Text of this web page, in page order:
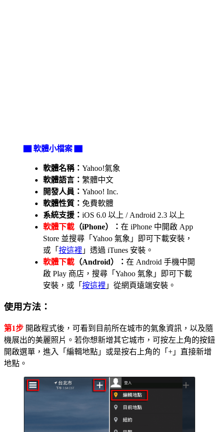
▇ 軟體小檔案 ▇
軟體名稱： Yahoo!氣象
軟體語言： 繁體中文
開發人員： Yahoo! Inc.
軟體性質： 免費軟體
系統支援： iOS 6.0 以上 / Android 2.3 以上
軟體下載 （iPhone）： 在 iPhone 中開啟 App
Store 並搜尋「Yahoo 氣象」即可下載安裝，
或「 按這裡 」透過 iTunes 安裝。
軟體下載 （Android）： 在 Android 手機中開
啟 Play 商店，搜尋「Yahoo 氣象」即可下載
安裝，或「 按這裡 」從網頁遠端安裝。
使用方法：
第1步 開啟程式後，可看到目前所在城巿的氣象資訊，以及隨
機展出的美麗照片。若你想新增其它城市，可按左上角的按鈕
開啟選單，進入「編輯地點」或是按右上角的「+」直接新增
地點。